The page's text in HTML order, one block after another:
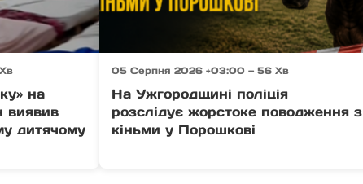
на
виявив
дитячому
05 Серпня 2026 +03:00 — 56 Хв
На Ужгородщині поліція
розслідує жорстоке поводження з
кіньми у Порошкові